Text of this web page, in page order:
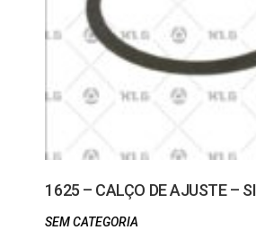
1625 – CALÇO DE AJUSTE –
SEM CATEGORIA